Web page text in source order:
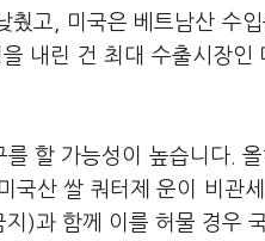
췄고, 미국은 베트남산 수
내린 건 최대 수출시장인
할 가능성이 높습니다.
국산 쌀 쿼터제 운이 비관
)과 함께 이를 허물 경우